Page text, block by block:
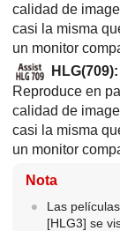
calidad de
casi la misma
un monitor
HLG(709):
Reproduce en
calidad de
casi la misma
un monitor
Nota
Las
[HLG3] se